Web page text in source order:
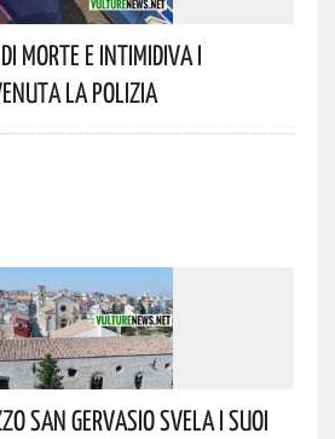
Morte E Intimidiva I
La Polizia
San Gervasio Svela I Suoi